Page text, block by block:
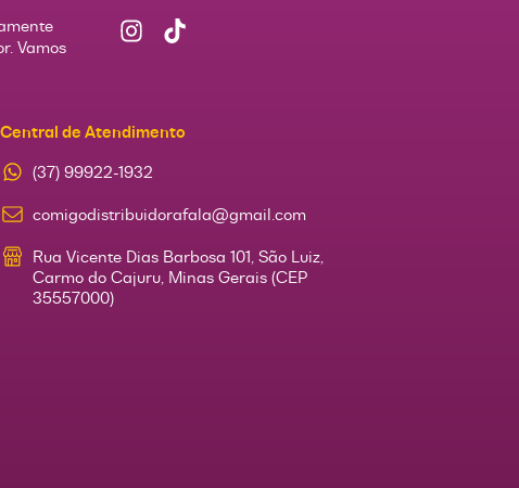
Vamos
Central de Atendimento
(37) 99922-1932
comigodistribuidorafala@gmail.com
Rua Vicente Dias Barbosa 101, São Luiz,
Carmo do Cajuru, Minas Gerais (CEP
35557000)